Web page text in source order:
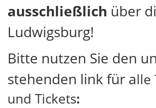
ausschließlich über
Ludwigsburg!
Bitte nutzen Sie den
stehenden link für alle
und Tickets: